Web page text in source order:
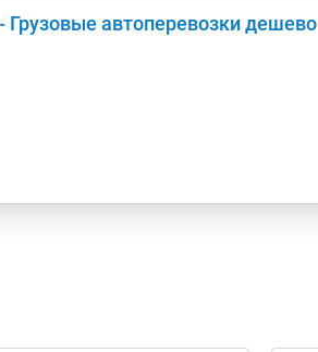
Грузовые автоперевозки дешево